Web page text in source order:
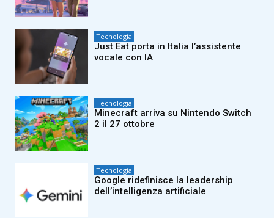
Tecnologia
Just Eat porta in Italia l’assistente
vocale con IA
Tecnologia
Minecraft arriva su Nintendo Switch
2 il 27 ottobre
Tecnologia
Google ridefinisce la leadership
dell’intelligenza artificiale